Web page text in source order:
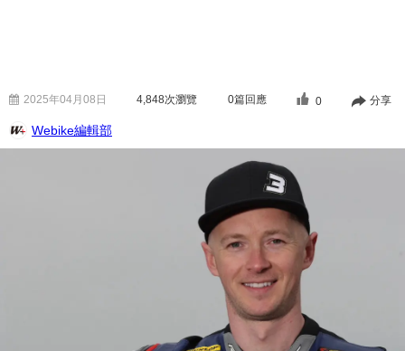
2025年04月08日 4,848次瀏覽 0篇回應 0 分享
Webike編輯部